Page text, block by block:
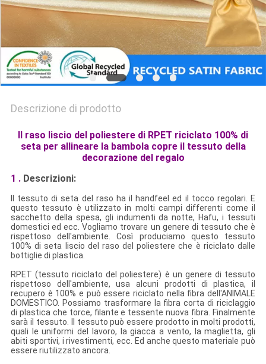
Descrizione di prodotto
Il raso liscio del poliestere di RPET riciclato 100% di
seta per allineare la bambola copre il tessuto della
decorazione del regalo
1 . Descrizioni:
Il tessuto di seta del raso ha il handfeel ed il tocco regolari. E
questo tessuto è utilizzato in molti campi differenti come il
sacchetto della spesa, gli indumenti da notte, Hafu, i tessuti
domestici ed ecc. Vogliamo trovare un genere di tessuto che è
rispettoso dell'ambiente. Così produciamo questo tessuto
100% di seta liscio del raso del poliestere che è riciclato dalle
bottiglie di plastica.
RPET (tessuto riciclato del poliestere) è un genere di tessuto
rispettoso dell'ambiente, usa alcuni prodotti di plastica, il
recupero è 100% e può essere riciclato nella fibra dell'ANIMALE
DOMESTICO. Possiamo trasformare la fibra corta di riciclaggio
di plastica che torce, filante e tessente nuova fibra. Finalmente
sarà il tessuto. Il tessuto può essere prodotto in molti prodotti,
quali le uniformi del lavoro, la giacca a vento, la maglietta, gli
abiti sportivi, i rivestimenti, ecc. Ed anche questo materiale può
essere riutilizzato ancora.